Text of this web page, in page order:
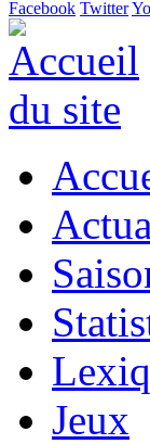
Facebook Twitter
Jeux